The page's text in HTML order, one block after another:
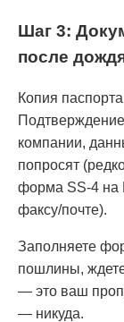
Шаг 3:
после
Копия
компании,
попросят
форма SS-4 на
факсу/почте).
Заполняете
пошлины,
— это ваш
— никуда.